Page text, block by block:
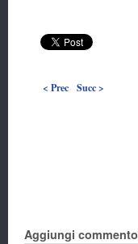
< Prec Succ >
Aggiungi commento